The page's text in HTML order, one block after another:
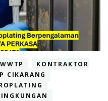
KONTRAKTOR
CIKARANG